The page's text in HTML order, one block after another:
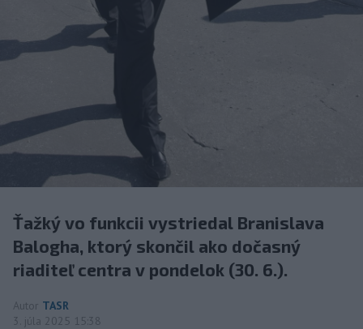
Ťažký vo funkcii vystriedal Branislava
Balogha, ktorý skončil ako dočasný
riaditeľ centra v pondelok (30. 6.).
Autor TASR
3. júla 2025 15:38